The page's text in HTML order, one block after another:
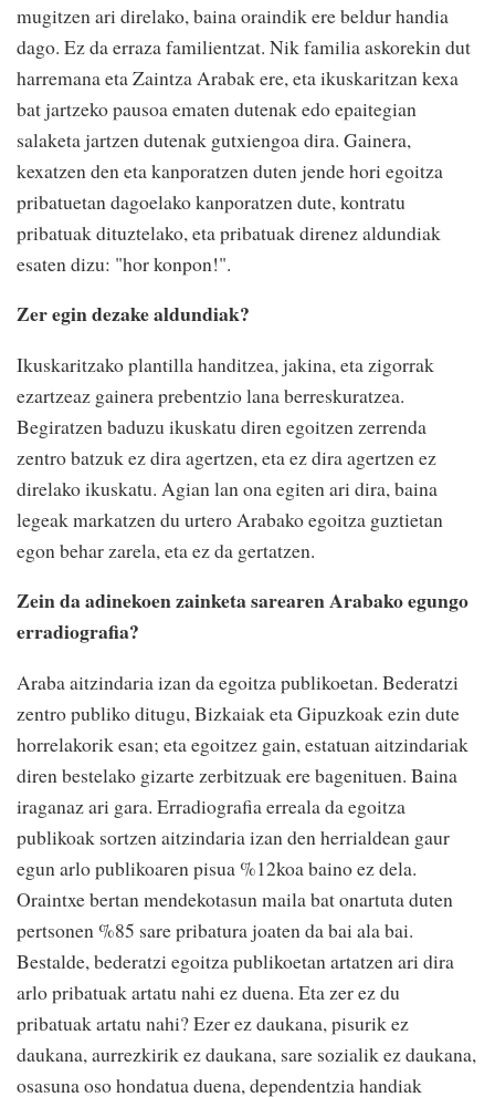
mugitzen ari direlako, baina oraindik ere beldur handia
dago. Ez da erraza familientzat. Nik familia askorekin dut
harremana eta Zaintza Arabak ere, eta ikuskaritzan kexa
bat jartzeko pausoa ematen dutenak edo epaitegian
salaketa jartzen dutenak gutxiengoa dira. Gainera,
kexatzen den eta kanporatzen duten jende hori egoitza
pribatuetan dagoelako kanporatzen dute, kontratu
pribatuak dituztelako, eta pribatuak direnez aldundiak
esaten dizu: "hor konpon!".
Zer egin dezake aldundiak?
Ikuskaritzako plantilla handitzea, jakina, eta zigorrak
ezartzeaz gainera prebentzio lana berreskuratzea.
Begiratzen baduzu ikuskatu diren egoitzen zerrenda
zentro batzuk ez dira agertzen, eta ez dira agertzen ez
direlako ikuskatu. Agian lan ona egiten ari dira, baina
legeak markatzen du urtero Arabako egoitza guztietan
egon behar zarela, eta ez da gertatzen.
Zein da adinekoen zainketa sarearen Arabako egungo
erradiografia?
Araba aitzindaria izan da egoitza publikoetan. Bederatzi
zentro publiko ditugu, Bizkaiak eta Gipuzkoak ezin dute
horrelakorik esan; eta egoitzez gain, estatuan aitzindariak
diren bestelako gizarte zerbitzuak ere bagenituen. Baina
iraganaz ari gara. Erradiografia erreala da egoitza
publikoak sortzen aitzindaria izan den herrialdean gaur
egun arlo publikoaren pisua %12koa baino ez dela.
Oraintxe bertan mendekotasun maila bat onartuta duten
pertsonen %85 sare pribatura joaten da bai ala bai.
Bestalde, bederatzi egoitza publikoetan artatzen ari dira
arlo pribatuak artatu nahi ez duena. Eta zer ez du
pribatuak artatu nahi? Ezer ez daukana, pisurik ez
daukana, aurrezkirik ez daukana, sare sozialik ez daukana,
osasuna oso hondatua duena, dependentzia handiak